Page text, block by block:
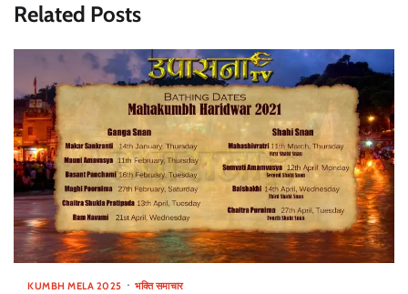
Related Posts
KUMBH MELA 2025 भक्ति समाचार